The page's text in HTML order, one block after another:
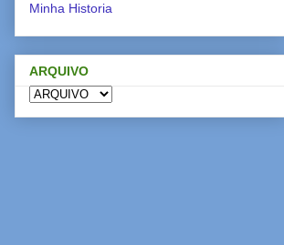
Minha Historia
ARQUIVO